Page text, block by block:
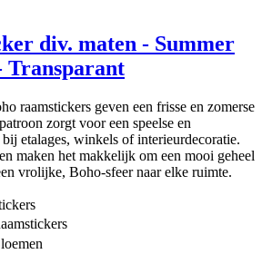
enpapieren zakken. Mix & match je
perfecte Paasgeschenk. Ideaal voor een
of vriendenkring, maar ook leuk als
Pasen
overcadeaupapier,
en andere materialen die perfect passen
— bel of mail ons gerust. Daarnaast
je 7 dagen per week via social media
div. maten - Summer
Transparant
raamstickers geven een frisse en zomerse
zorgt voor een speelse en
etalages, winkels of interieurdecoratie.
maken het makkelijk om een mooi geheel
vrolijke, Boho-sfeer naar elke ruimte.